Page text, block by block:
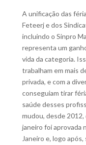
A unificação das
Feteerj e dos
incluindo o Sinpro
representa um
vida da categoria.
trabalham em mais
privada, e com a
conseguiam tirar
saúde desses
mudou, desde 2012,
janeiro foi aprovada
Janeiro e, logo